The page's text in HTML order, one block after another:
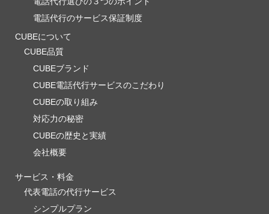
電話代行のサービス保証制度
CUBEについて
CUBE品質
CUBEブランド
CUBE電話代行サービスのこだわり
CUBEの取り組み
対応力の秘密
CUBEの歴史と実績
会社概要
サービス・料金
代表電話の代行サービス
シンプルプラン